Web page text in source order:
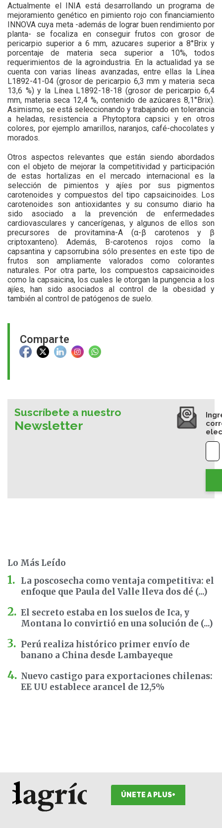
Comparte
Actualmente el INIA está desarrollando un programa de
mejoramiento genético en pimiento rojo con financiamiento
INNOVA cuya meta -además de lograr buen rendimiento por
planta- se focaliza en conseguir frutos con grosor de
pericarpio superior a 6 mm, azucares superior a 8°Brix y
porcentaje de materia seca superior a 10%, todos
requerimientos de la agroindustria. En la actualidad ya se
cuenta con varias líneas avanzadas, entre ellas la Línea
L1892-41-04 (grosor de pericarpio 6,3 mm y materia seca
13,6 %) y la Línea L1892-18-18 (grosor de pericarpio 6,4
mm, materia seca 12,4 %, contenido de azúcares 8,1°Brix).
Asimismo, se está seleccionando y trabajando en tolerancia
a heladas, resistencia a Phytoptora capsici y en otros
colores, por ejemplo amarillos, naranjos, café-chocolates y
morados.
Otros aspectos relevantes que están siendo abordados
con el objeto de mejorar la competitividad y participación
de estas hortalizas en el mercado internacional es la
selección de pimientos y ajíes por sus pigmentos
carotenoides y compuestos del tipo capsaicinoides. Los
carotenoides son antioxidantes y su consumo diario ha
sido asociado a la prevención de enfermedades
cardiovasculares y cancerígenas, y algunos de ellos son
precursores de provitamina-A (α-β carotenos y β
criptoxanteno). Además, B-carotenos rojos como la
capsantina y capsorrubina sólo presentes en este tipo de
frutos son ampliamente valorados como colorantes
naturales. Por otra parte, los compuestos capsaicinoides
como la capsaicina, los cuales le otorgan la pungencia a los
ajíes, han sido asociados al control de la obesidad y
también al control de patógenos de suelo.
Suscríbete a nuestro
Newsletter
Lo Más Leído
La poscosecha como ventaja competitiva: el
enfoque que Paula del Valle lleva dos dé (...)
El secreto estaba en los suelos de Ica, y
Montana lo convirtió en una solución de (...)
Perú realiza histórico primer envío de
banano a China desde Lambayeque
Nuevo castigo para exportaciones chilenas:
EE UU establece arancel de 12,5%
ÚNETE A PLUS+